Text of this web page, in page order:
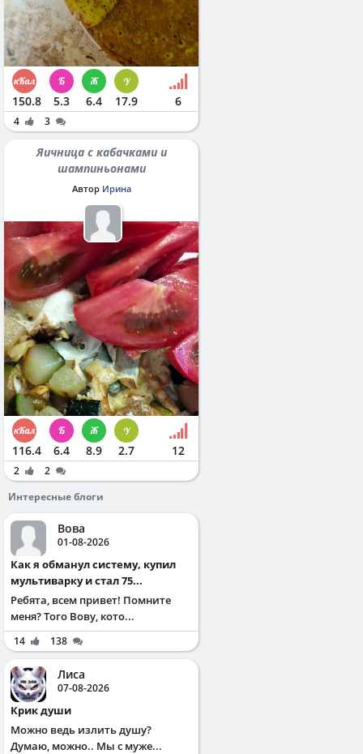
150.8 5.3 6.4 17.9 6
4 3
Яичница с кабачками и
шампиньонами
Автор Ирина
116.4 6.4 8.9 2.7 12
2
2
Интересные блоги
Вова
01-08-2026
Как я обманул систему, купил
мультиварку и стал 75...
Ребята, всем привет! Помните
меня? Того Вову, кото...
14 138
Лиса
07-08-2026
Крик души
Можно ведь излить душу?
Думаю, можно.. Мы с муже...